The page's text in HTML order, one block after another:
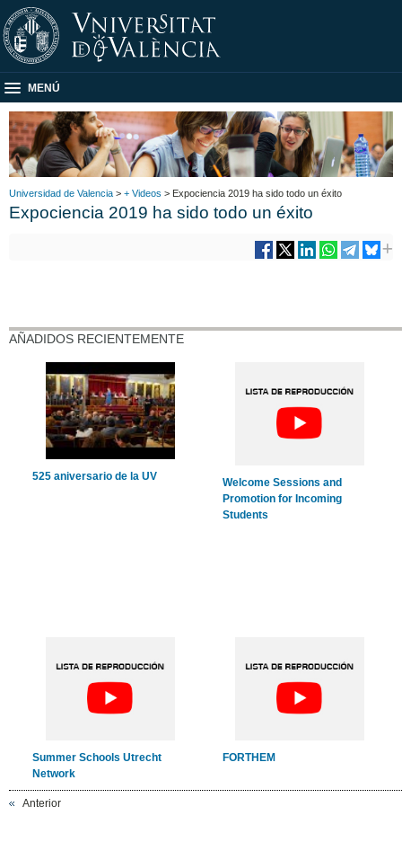
MENÚ
Universidad de Valencia > + Videos > Expociencia 2019 ha sido todo un éxito
Expociencia 2019 ha sido todo un éxito
AÑADIDOS RECIENTEMENTE
525 aniversario de la UV
Welcome Sessions and
Promotion for Incoming
Students
Summer Schools Utrecht
Network
FORTHEM
Anterior